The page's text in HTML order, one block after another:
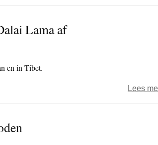
Lama af
en in Tibet.
Lees